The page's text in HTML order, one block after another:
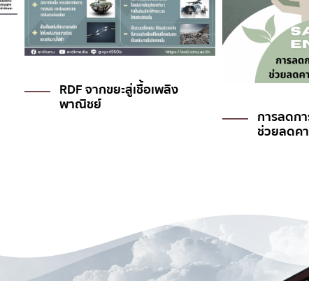
ฝุ่น PM